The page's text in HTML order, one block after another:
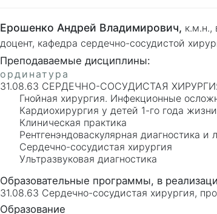
Ерошенко Андрей Владимирович, к.м.н.,
доцент, кафедра сердечно-сосудистой
31.08.63 СЕРДЕЧНО-СОСУДИСТАЯ
Гнойная хирургия. Инфекционные
Кардиохирургия у детей 1-го года жизни
Клиническая практика
Рентгенэндоваскулярная диагностика и
Сердечно-сосудистая хирургия
Ультразвуковая диагностика
31.08.63 Сердечно-сосудистая хирургия,